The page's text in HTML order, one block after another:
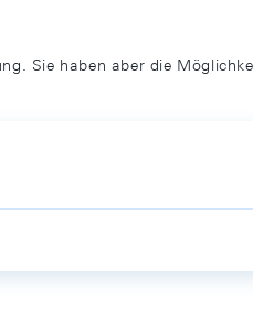
Sie haben aber die